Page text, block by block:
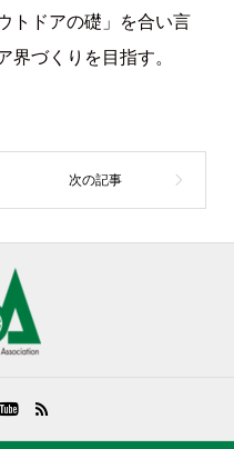
トドアの礎」を合い言
づくりを目指す。